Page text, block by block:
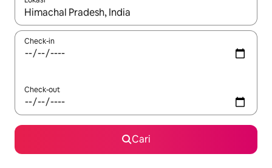
Jika hasil yang dicari tersedia, telusuri dengan tombol panah
Check-in
Check-out
Cari